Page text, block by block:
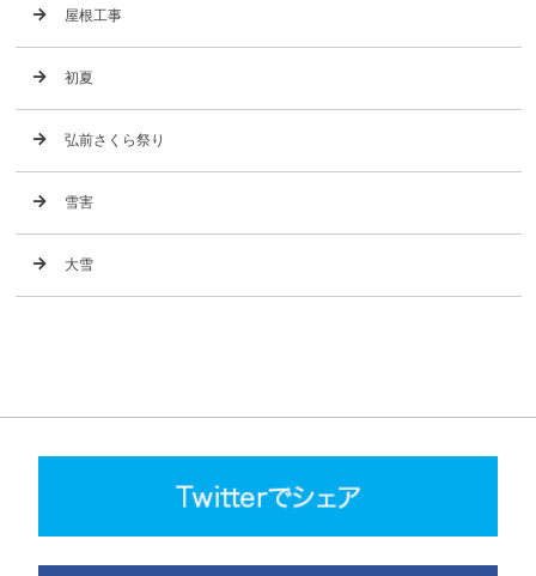
屋根工事
初夏
弘前さくら祭り
雪害
大雪